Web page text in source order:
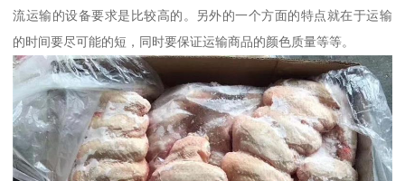
流运输的设备要求是比较高的。另外的一个方面的特点就在于运输
的时间要尽可能的短，同时要保证运输商品的颜色质量等等。